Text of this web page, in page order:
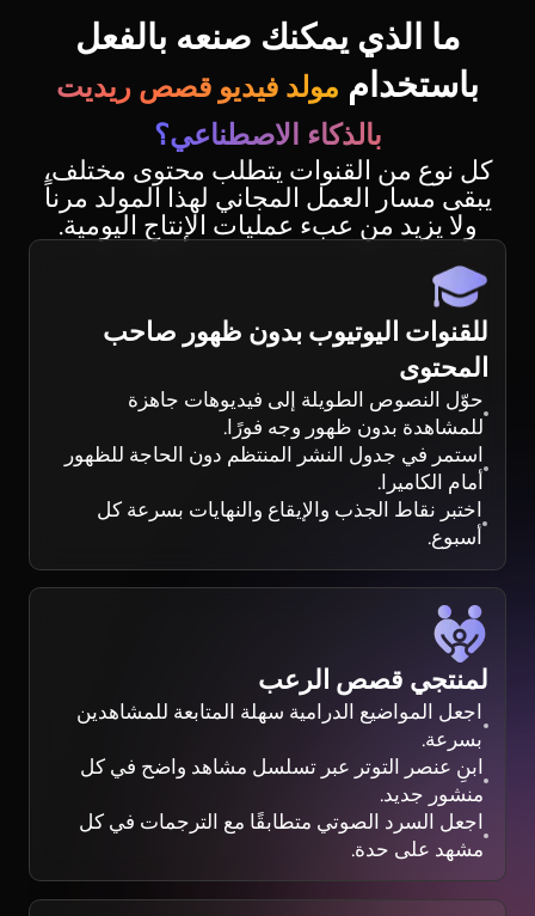
ما الذي يمكنك صنعه بالفعل
باستخدام مولد فيديو قصص ريديت
بالذكاء الاصطناعي؟
كل نوع من القنوات يتطلب محتوى مختلف،
يبقى مسار العمل المجاني لهذا المولد مرناً
ولا يزيد من عبء عمليات الإنتاج اليومية.
للقنوات اليوتيوب بدون ظهور صاحب
المحتوى
حوّل النصوص الطويلة إلى فيديوهات جاهزة
للمشاهدة بدون ظهور وجه فورًا.
استمر في جدول النشر المنتظم دون الحاجة للظهور
أمام الكاميرا.
اختبر نقاط الجذب والإيقاع والنهايات بسرعة كل
أسبوع.
لمنتجي قصص الرعب
اجعل المواضيع الدرامية سهلة المتابعة للمشاهدين
بسرعة.
ابنِ عنصر التوتر عبر تسلسل مشاهد واضح في كل
منشور جديد.
اجعل السرد الصوتي متطابقًا مع الترجمات في كل
مشهد على حدة.